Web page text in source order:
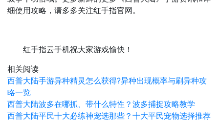
细使用攻略，请多多关注红手指官网。
红手指云手机祝大家游戏愉快！
相关阅读
西普大陆手游异种精灵怎么获得?异种出现概率与刷异种攻
略一览
西普大陆波多在哪抓、带什么特性？波多捕捉攻略教学
‌西普大陆平民十大必练神宠选那些？十大平民宠物选择推荐